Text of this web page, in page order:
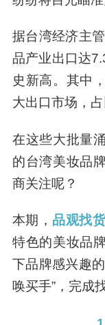
据台湾经济主
品产业出口达
史新高。其中
大出口市场，占
在这些大批量
的台湾美妆品
商关注呢？
本期， 品观找
特色的美妆品
下品牌感兴趣
唤买手”，完成